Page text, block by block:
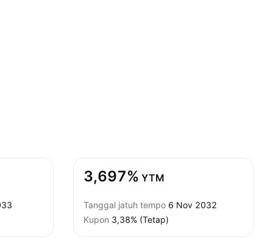
3,697% YTM
Tanggal jatuh tempo 6 Nov 2032
Kupon 3,38% (Tetap)